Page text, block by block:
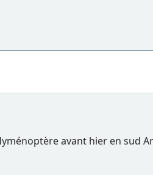
avant hier en sud